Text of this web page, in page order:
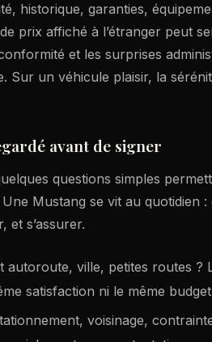
historique, garanties,
prix affiché à l’étranger peut
et les surprises
Sur un véhicule plaisir, la
avant de signer
questions simples
Mustang se vit au quotidien
et s’assurer.
autoroute, ville, petites routes ?
satisfaction ni le même
voisinage,